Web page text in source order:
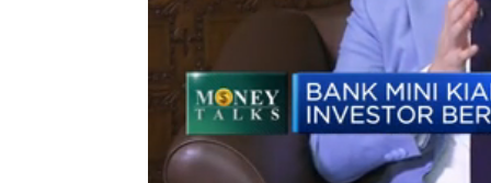
dengan Kepala Eksekutif Pengawas
Kristiyana dalam Power Lunch,
CNBC
Bagikan: